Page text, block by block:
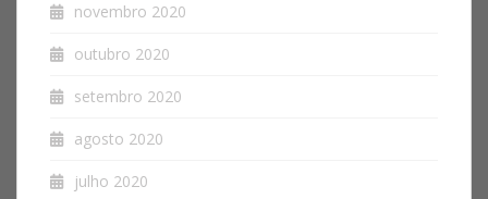
novembro 2020
outubro 2020
setembro 2020
agosto 2020
julho 2020